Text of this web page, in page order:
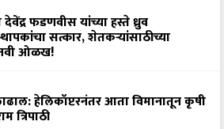
देवेंद्र फडणवीस यांच्या हस्ते ध्रुव
सत्कार, शेतकऱ्यांसाठीच्या
ओळख!
हेलिकॉप्टरनंतर आता विमानातून कृषी
त्रिपाठी